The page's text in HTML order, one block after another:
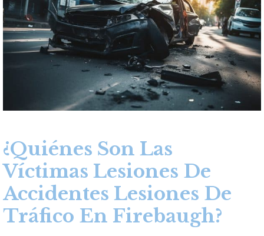
¿Quiénes Son Las
Víctimas Lesiones De
Accidentes Lesiones De
Tráfico En Firebaugh?